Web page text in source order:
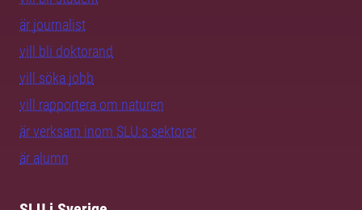
är journalist
vill bli doktorand
vill söka jobb
vill rapportera om naturen
är verksam inom SLU:s sektorer
är alumn